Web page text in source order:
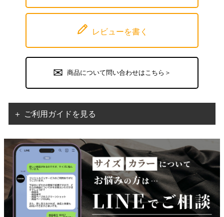
レビューを書く
商品について問い合わせはこちら＞
＋ ご利用ガイドを見る